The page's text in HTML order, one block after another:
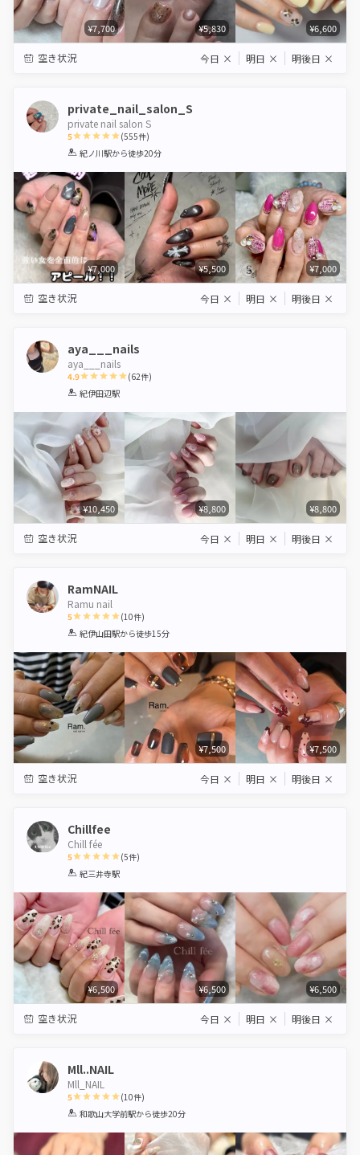
¥7,700 ¥5,830 ¥6,600
空き状況 今日 × 明日 × 明後日 ×
private_nail_salon_S
private nail salon S
5
1 2 3 4 5
(555件)
紀ノ川駅から徒歩20分
¥7,000 ¥5,500 ¥7,000
空き状況 今日 × 明日 × 明後日 ×
aya___nails
aya___nails
4.9
1 2 3 4 5
(62件)
紀伊田辺駅
¥10,450 ¥8,800 ¥8,800
空き状況 今日 × 明日 × 明後日 ×
RamNAIL
Ramu nail
5
1 2 3 4 5
(10件)
紀伊山田駅から徒歩15分
¥7,500 ¥7,500
空き状況 今日 × 明日 × 明後日 ×
Chillfee
Chill fée
5
1 2 3 4 5
(5件)
紀三井寺駅
¥6,500 ¥6,500 ¥6,500
空き状況 今日 × 明日 × 明後日 ×
Mll..NAIL
Mll_NAIL
5
1 2 3 4 5
(10件)
和歌山大学前駅から徒歩20分